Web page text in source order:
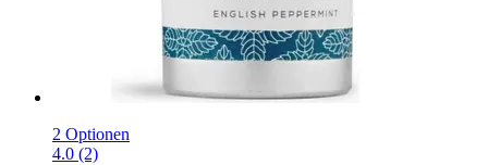
2 Optionen
4.0 (2)